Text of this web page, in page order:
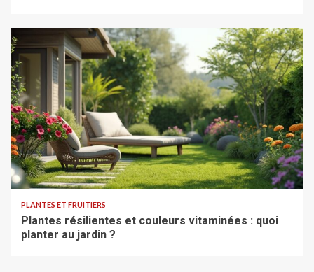
PLANTES ET FRUITIERS
Plantes résilientes et couleurs vitaminées : quoi
planter au jardin ?